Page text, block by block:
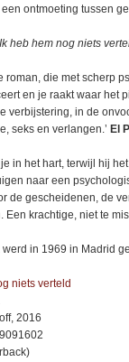
ontmoeting tussen
Ik heb hem nog niets
roman, die met scherp
en je raakt waar het
verbijstering, in de
seks en verlangen.’ El
in het hart, terwijl hij
naar een
de gescheidenen, de
Een krachtige, niet te
werd in 1969 in Madrid
niets verteld
2016